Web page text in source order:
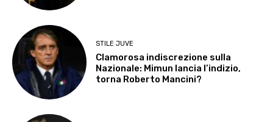
STILE JUVE
Clamorosa indiscrezione sulla
Nazionale: Mimun lancia l’indizio,
torna Roberto Mancini?